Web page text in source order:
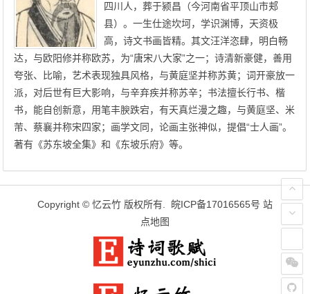
四川人，葬于颍昌（今河南省平顶山市郏
县）。一生仕途坎坷，学识渊博，天资极
高，诗文书画皆精。其文汪洋恣肆，明白畅
达，与欧阳修并称欧苏，为“唐宋八大家”之一；诗清新豪健，善用
夸张、比喻，艺术表现独具风格，与黄庭坚并称苏黄；词开豪放一
派，对后世有巨大影响，与辛弃疾并称苏辛；书法擅长行书、楷
书，能自创新意，用笔丰腴跌宕，有天真烂漫之趣，与黄庭坚、米
芾、蔡襄并称宋四家；画学文同，论画主张神似，提倡“士人画”。
著有《苏东坡全集》和《东坡乐府》等。
Copyright © 忆云竹 版权所有. 皖ICP备17016565号 站
点地图